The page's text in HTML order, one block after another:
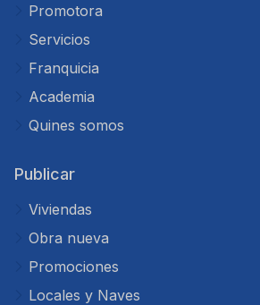
Promotora
Servicios
Franquicia
Academia
Quines somos
Publicar
Viviendas
Obra nueva
Promociones
Locales y Naves